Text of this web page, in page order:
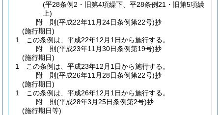
(平28条例2・旧第4項繰下、平28条例21・旧第5項繰
上)
附 則(平成22年11月24日条例第22号)抄
(施行期日)
1
この条例は、平成22年12月1日から施行する。
附 則(平成23年11月30日条例第19号)抄
(施行期日)
1
この条例は、平成23年12月1日から施行する。
附 則(平成26年11月28日条例第22号)抄
(施行期日)
1
この条例は、平成26年12月1日から施行する。
附 則(平成28年3月25日条例第2号)抄
(施行期日等)